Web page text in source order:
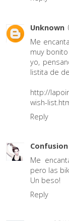
Unknown
Me
muy
yo,
listita de
http://
wish-
Reply
Confusion
Me
pero las
Un beso!
Reply